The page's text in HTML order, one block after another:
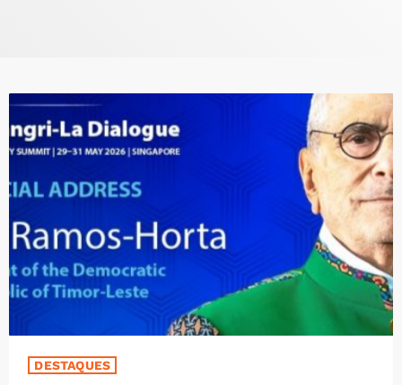
PROGRAMAS
VIDEOS
EVENTOS
CONTACTOS
PORTUGUÊS keyboard_arrow_down
PORTUGUÊS
PRÓXIMOS PROGRAMAS
DESTAQUES